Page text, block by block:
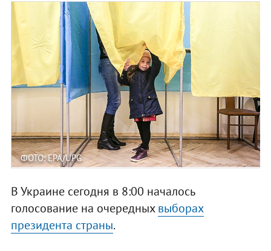
ФОТО: EPA/UPG
В Украине сегодня в 8:00 началось
голосование на очередныхвыборах
президента страны.